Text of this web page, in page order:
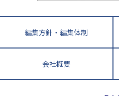
編集方針・編集体制
会社概要